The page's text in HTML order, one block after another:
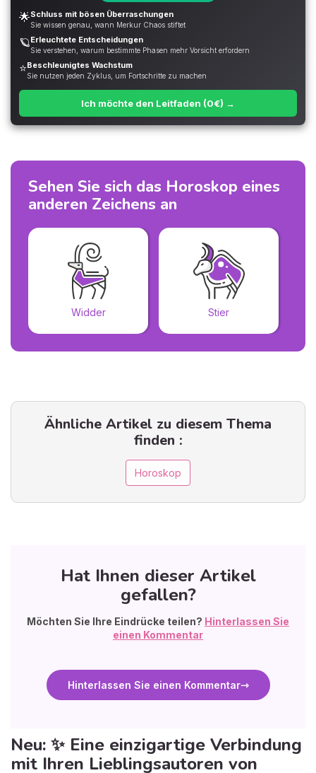
🌟Schluss mit bösen Überraschungen
Sie wissen genau, wann Merkur Chaos stiftet
🪐Erleuchtete Entscheidungen
Sie verstehen, warum bestimmte Phasen mehr Vorsicht erfordern
⭐Beschleunigtes Wachstum
Sie nutzen jeden Zyklus, um Fortschritte zu machen
Ich möchte den Leitfaden (0€) →
Sehen Sie sich das Horoskop eines
anderen Zeichens an
Widder Stier
Ähnliche Artikel zu diesem Thema
finden :
Horoskop
Hat Ihnen dieser Artikel
gefallen?
Möchten Sie Ihre Eindrücke teilen? Hinterlassen Sie
einen Kommentar
Hinterlassen Sie einen Kommentar
Neu: ✨ Eine einzigartige Verbindung
mit Ihren Lieblingsautoren von